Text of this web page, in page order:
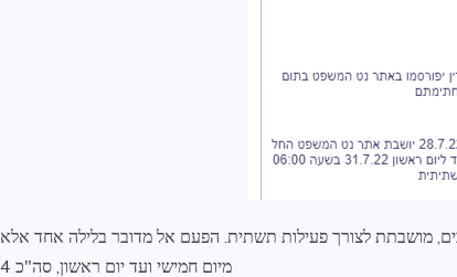
מושבתת לצורך פעילות תשתית. הפעם אל מדובר בלילה אחד אלא
מיום חמישי ועד יום ראשון, סה"כ 4